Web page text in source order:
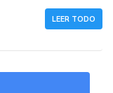
LEER TODO